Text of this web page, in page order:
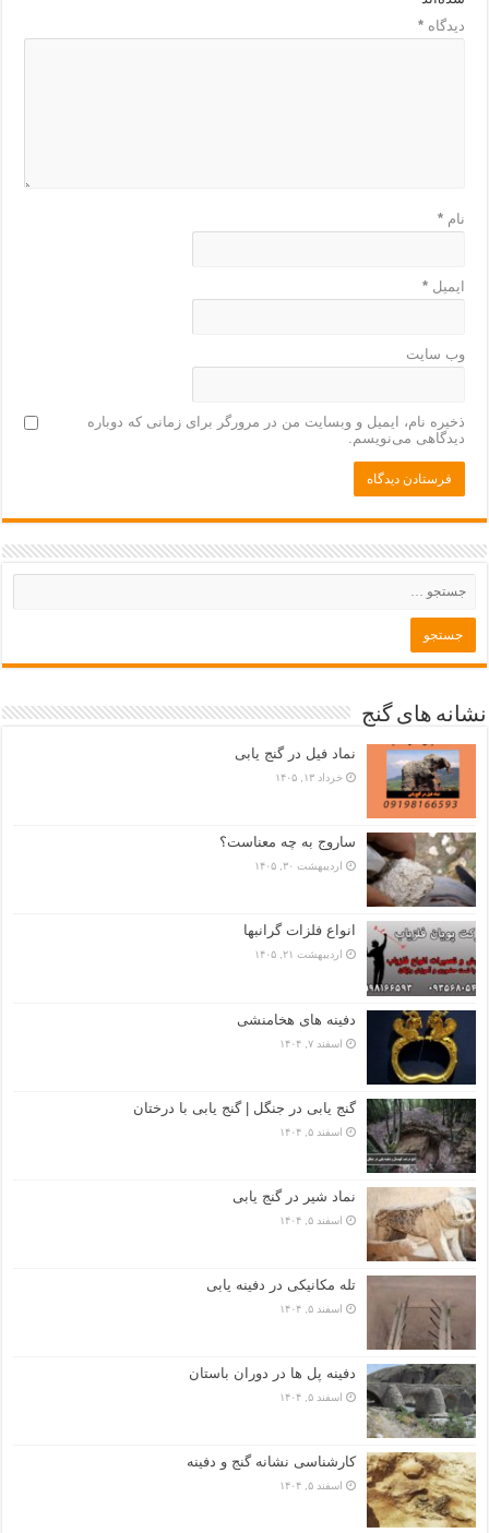
دیدگاه*
نام*
ایمیل*
وب‌ سایت
ذخیره نام، ایمیل و وبسایت من در مرورگر برای زمانی که دوباره
دیدگاهی می‌نویسم.
نشانه های گنج
نماد فیل در گنج یابی
خرداد ۱۳, ۱۴۰۵
ساروج به چه معناست؟
اردیبهشت ۳۰, ۱۴۰۵
انواع فلزات گرانبها
اردیبهشت ۲۱, ۱۴۰۵
دفینه های هخامنشی
اسفند ۷, ۱۴۰۴
گنج یابی در جنگل | گنج یابی با درختان
اسفند ۵, ۱۴۰۴
نماد شیر در گنج یابی
اسفند ۵, ۱۴۰۴
تله مکانیکی در دفینه یابی
اسفند ۵, ۱۴۰۴
دفینه پل ها در دوران باستان
اسفند ۵, ۱۴۰۴
کارشناسی نشانه گنج و دفینه
اسفند ۵, ۱۴۰۴